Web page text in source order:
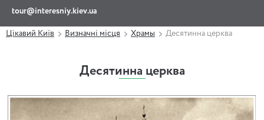
tour@interesniy.kiev.ua
Цікавий Київ Визначні місця Храмы Десятинна церква
Десятинна церква